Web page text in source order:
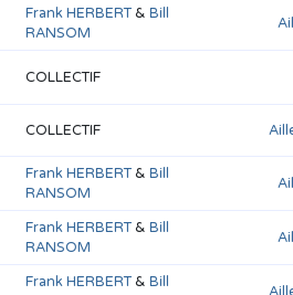
Frank HERBERT& Bill
RANSOM
COLLECTIF
COLLECTIF
Frank HERBERT& Bill
RANSOM
Frank HERBERT& Bill
RANSOM
Frank HERBERT& Bill